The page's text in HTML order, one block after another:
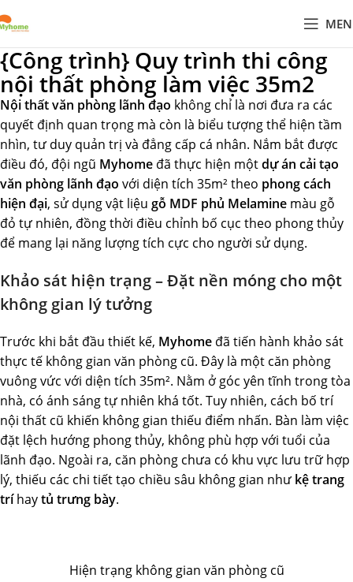
{Công trình} Quy trình thi công
nội thất phòng làm việc 35m2
Nội thất văn phòng lãnh đạo không chỉ là nơi đưa ra các
quyết định quan trọng mà còn là biểu tượng thể hiện tầm
nhìn, tư duy quản trị và đẳng cấp cá nhân. Nắm bắt được
điều đó, đội ngũ Myhome đã thực hiện mộtdự án cải tạo
văn phòng lãnh đạo với diện tích 35m² theo phong cách
hiện đại, sử dụng vật liệu gỗ MDF phủ Melamine màu gỗ
đỏ tự nhiên, đồng thời điều chỉnh bố cục theo phong thủy
để mang lại năng lượng tích cực cho người sử dụng.
Khảo sát hiện trạng – Đặt nền móng cho một
không gian lý tưởng
Trước khi bắt đầu thiết kế, Myhome đã tiến hành khảo sát
thực tế không gian văn phòng cũ. Đây là một căn phòng
vuông vức với diện tích 35m². Nằm ở góc yên tĩnh trong tòa
nhà, có ánh sáng tự nhiên khá tốt. Tuy nhiên, cách bố trí
nội thất cũ khiến không gian thiếu điểm nhấn. Bàn làm việc
đặt lệch hướng phong thủy, không phù hợp với tuổi của
lãnh đạo. Ngoài ra, căn phòng chưa có khu vực lưu trữ hợp
lý, thiếu các chi tiết tạo chiều sâu không gian như kệ trang
tríhaytủ trưng bày.
Hiện trạng không gian văn phòng cũ